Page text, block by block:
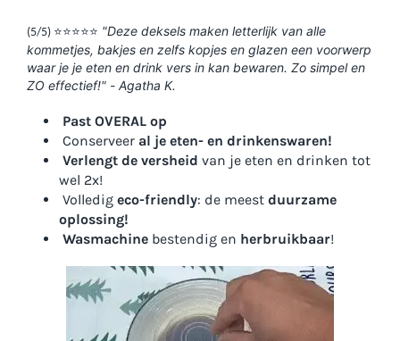
(5/5) ⭐️⭐️⭐️⭐️⭐️ "Deze deksels maken letterlijk van alle
kommetjes, bakjes en zelfs kopjes en glazen een voorwerp
waar je je eten en drink vers in kan bewaren. Zo simpel en
ZO effectief!" - Agatha K.
Past OVERAL op
Conserveer al je eten- en drinkenswaren!
Verlengt de versheid van je eten en drinken tot
wel 2x!
Volledig eco-friendly: de meest duurzame
oplossing!
Wasmachine bestendig en herbruikbaar!